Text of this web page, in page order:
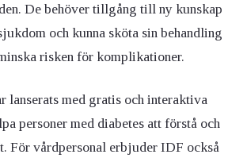
De behöver tillgång till ny kunskap
och kunna sköta sin behandling
risken för komplikationer.
lanserats med gratis och interaktiva
personer med diabetes att förstå och
För vårdpersonal erbjuder IDF också